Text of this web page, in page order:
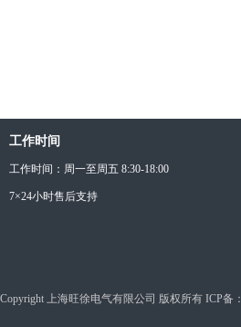
工作时间
工作时间：周一至周五 8:30-18:00
7×24小时售后支持
Copyright 上海旺徐电气有限公司 版权所有 ICP备：